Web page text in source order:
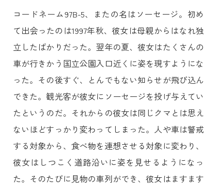
コードネーム97B-5、またの名はソーセージ。初め
て出会ったのは1997年秋、彼女は母親からはなれ独
立したばかりだった。翌年の夏、彼女はたくさんの
車が行きかう国立公園入口近くに姿を現すようにな
った。その後すぐ、とんでもない知らせが飛び込ん
できた。観光客が彼女にソーセージを投げ与えてい
たというのだ。それからの彼女は同じクマとは思え
ないほどすっかり変わってしまった。人や車は警戒
する対象から、食べ物を連想させる対象に変わり、
彼女はしつこく道路沿いに姿を見せるようになっ
た。そのたびに見物の車列ができ、彼女はますます